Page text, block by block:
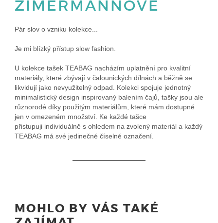
ZIMERMANNOVÉ
Pár slov o vzniku kolekce...
Je mi blízký přístup slow fashion.
U kolekce tašek TEABAG nacházím uplatnění pro kvalitní
materiály, které zbývají v čalounických dílnách a běžně se
likvidují jako nevyužitelný odpad. Kolekci spojuje jednotný
minimalistický design inspirovaný balením čajů, tašky jsou ale
různorodé díky použitým materiálům, které mám dostupné
jen v omezeném množství. Ke každé tašce
přistupuji individuálně s ohledem na zvolený materiál a každý
TEABAG má své jedinečné číselné označení.
MOHLO BY VÁS TAKÉ